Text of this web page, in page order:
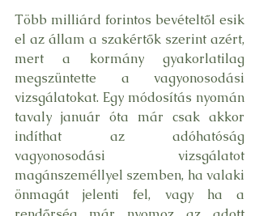
Több milliárd forintos bevételtől esik
el az állam a szakértők szerint azért,
mert a kormány gyakorlatilag
megszüntette a vagyonosodási
vizsgálatokat. Egy módosítás nyomán
tavaly január óta már csak akkor
indíthat az adóhatóság
vagyonosodási vizsgálatot
magánszeméllyel szemben, ha valaki
önmagát jelenti fel, vagy ha a